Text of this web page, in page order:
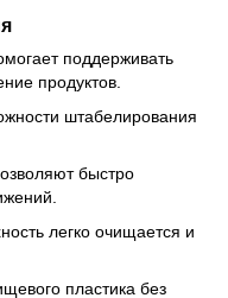
поддерживать
продуктов.
штабелирования
быстро
легко очищается и
пластика без